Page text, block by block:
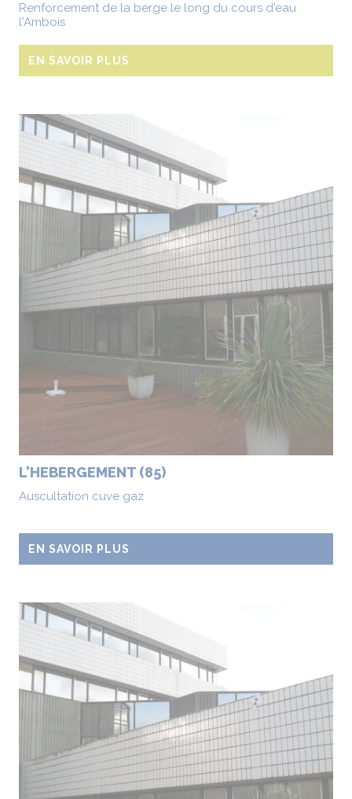
Renforcement de la berge le long du cours d'eau
l'Ambois
EN SAVOIR PLUS
L'HEBERGEMENT (85)
Auscultation cuve gaz
EN SAVOIR PLUS